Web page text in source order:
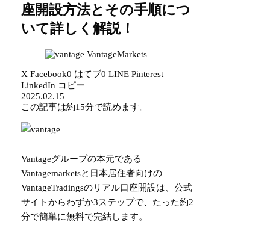
座開設方法とその手順につ
いて詳しく解説！
VantageMarkets
X Facebook0 はてブ0 LINE Pinterest
LinkedIn コピー
2025.02.15
この記事は約15分で読めます。
Vantageグループの本元である
Vantagemarketsと日本居住者向けの
VantageTradingsのリアル口座開設は、公式
サイトからわずか3ステップで、たった約2
分で簡単に無料で完結します。